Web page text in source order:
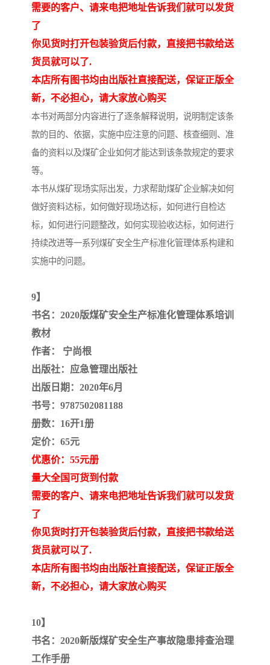
需要的客户、请来电把地址告诉我们就可以发货
了
你见货时打开包装验货后付款，直接把书款给送
货员就可以了.
本店所有图书均由出版社直接配送，保证正版全
新，不必担心，请大家放心购买
本书对两部分内容进行了逐条解释说明，说明制定该条
款的目的、依据，实施中应注意的问题、核查细则、准
备的资料以及煤矿企业如何才能达到该条款规定的要求
等。
本书从煤矿现场实际出发，力求帮助煤矿企业解决如何
做好资料达标，如何做好现场达标，如何进行自检达
标，如何进行问题整改，如何实现验收达标，如何进行
持续改进等一系列煤矿安全生产标准化管理体系构建和
实施中的问题。
9】
书名：2020版煤矿安全生产标准化管理体系培训
教材
作者： 宁尚根
出版社：应急管理出版社
出版日期：2020年6月
书号：9787502081188
册数：16开1册
定价：65元
优惠价：55元册
量大全国可货到付款
需要的客户、请来电把地址告诉我们就可以发货
了
你见货时打开包装验货后付款，直接把书款给送
货员就可以了.
本店所有图书均由出版社直接配送，保证正版全
新，不必担心，请大家放心购买
10】
书名：2020新版煤矿安全生产事故隐患排查治理
工作手册